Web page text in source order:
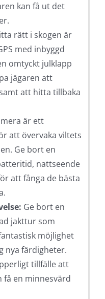
kan få ut det
rätt i skogen är
med inbyggd
omtyckt julklapp
jägaren att
att hitta tillbaka
är ett
att övervaka viltets
Ge bort en
nattseende
att fånga de bästa
Ge bort en
jakttur som
möjlighet
nya färdigheter.
tillfälle att
få en minnesvärd